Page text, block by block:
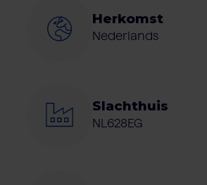
Herkomst
Nederlands
Slachthuis
NL628EG